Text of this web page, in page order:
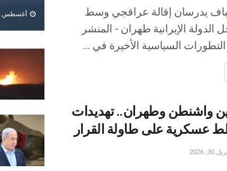
يدرسان إقالة عراقجي وسط
الدولة الإيرانية طهران - المنشر
التطورات السياسية الأخيرة في ...
واشنطن وطهران.. تهديدات
عسكرية على طاولة القرار
30, 2026
أغسطس 6, 2026